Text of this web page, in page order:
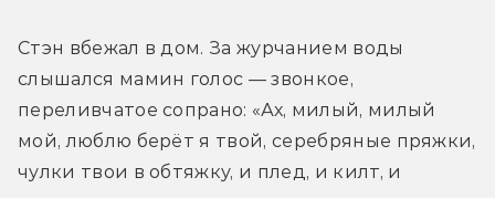
Стэн вбежал в дом. За журчанием воды
слышался мамин голос — звонкое,
переливчатое сопрано: «Ах, милый, милый
мой, люблю берёт я твой, серебряные пряжки,
чулки твои в обтяжку, и плед, и килт, и